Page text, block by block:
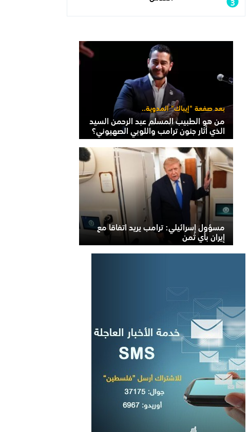
بعد صفعة "إيباك" المدوية..
من هو الطبيب المسلم عبد الرحمن السيد
الذي أثار جنون ترامب واللوبي الصهيوني؟
مسؤول إسرائيلي: ترامب يريد اتفاقا مع
إيران بأي ثمن